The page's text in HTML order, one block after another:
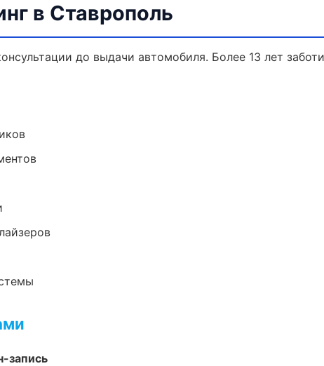
в Ставрополь
до выдачи автомобиля. Более 13 лет
запись